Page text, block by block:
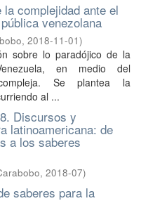
complejidad ante el
venezolana
, 2018-11-01)
sobre lo paradójico de la
en medio del
Se plantea la
al ...
Discursos y
latinoamericana: de
a los saberes
, 2018-07)
saberes para la